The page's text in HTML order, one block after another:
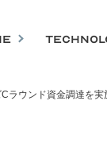
ラウンド資金調達を実